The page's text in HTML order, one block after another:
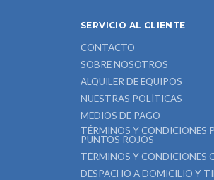
SERVICIO AL CLIENTE
CONTACTO
SOBRE NOSOTROS
ALQUILER DE EQUIPOS
NUESTRAS POLÍTICAS
MEDIOS DE PAGO
TÉRMINOS Y CONDICIONES
PUNTOS ROJOS
TÉRMINOS Y CONDICIONES
DESPACHO A DOMICILIO Y